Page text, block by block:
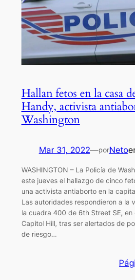
Hallan fetos en la casa
Handy, activista
Washington
Mar 31, 2022—porNeto
WASHINGTON – La Policía de
este jueves el hallazgo de cinco
una activista antiaborto en la
Las autoridades respondieron a la
la cuadra 400 de 6th Street SE,
Capitol Hill, tras ser alertados de
de riesgo…